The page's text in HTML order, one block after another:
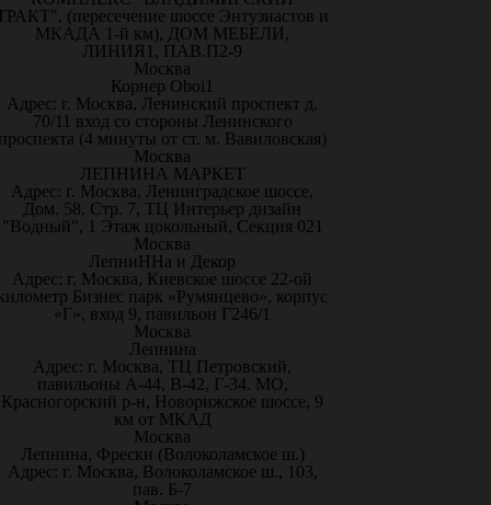
(пересечение шоссе Энтузиастов и
МКАДА 1-й км), ДОМ МЕБЕЛИ,
ЛИНИЯ1, ПАВ.П2-9
Москва
Корнер Oboi1
Адрес: г. Москва, Ленинский проспект д.
70/11 вход со стороны Ленинского
(4 минуты от ст. м. Вавиловская)
Москва
ЛЕПНИНА МАРКЕТ
Адрес: г. Москва, Ленинградское шоссе,
Дом. 58, Стр. 7, ТЦ Интерьер дизайн
"Водный", 1 Этаж цокольный, Секция 021
Москва
ЛепниННа и Декор
Адрес: г. Москва, Киевское шоссе 22-ой
Бизнес парк «Румянцево», корпус
«Г», вход 9, павильон Г246/1
Москва
Лепнина
Адрес: г. Москва, ТЦ Петровский,
павильоны А-44, В-42, Г-34. МО,
Красногорский р-н, Новорижское шоссе, 9
км от МКАД
Москва
Лепнина, Фрески (Волоколамское ш.)
Адрес: г. Москва, Волоколамское ш., 103,
пав. Б-7